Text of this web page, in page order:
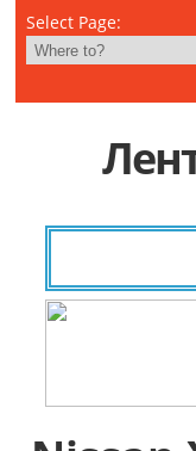
Select Page: